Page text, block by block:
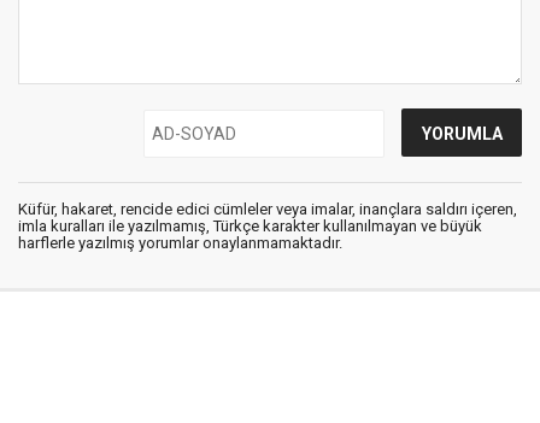
Küfür, hakaret, rencide edici cümleler veya imalar, inançlara saldırı içeren,
imla kuralları ile yazılmamış, Türkçe karakter kullanılmayan ve büyük
harflerle yazılmış yorumlar onaylanmamaktadır.